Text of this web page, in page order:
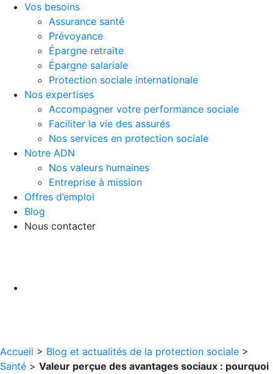
Vos besoins
Assurance santé
Prévoyance
Épargne retraite
Épargne salariale
Protection sociale internationale
Nos expertises
Accompagner votre performance sociale
Faciliter la vie des assurés
Nos services en protection sociale
Notre ADN
Nos valeurs humaines
Entreprise à mission
Offres d’emploi
Blog
Nous contacter
Accueil > Blog et actualités de la protection sociale >
Santé > Valeur perçue des avantages sociaux : pourquoi